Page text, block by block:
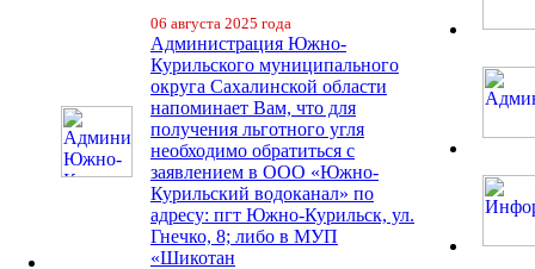
06 августа 2025 года
Администрация Южно-
Курильского муниципального
округа Сахалинской области
напоминает Вам, что для
получения льготного угля
необходимо обратиться с
заявлением в ООО «Южно-
Курильский водоканал» по
адресу: пгт Южно-Курильск, ул.
Гнечко, 8; либо в МУП
«Шикотан